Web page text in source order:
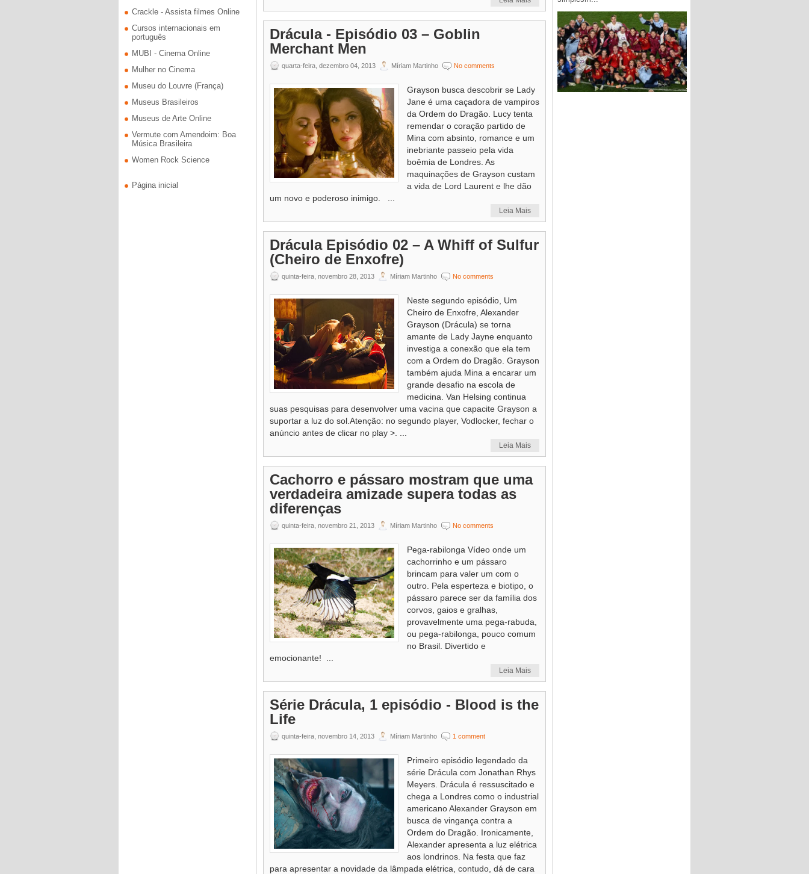
Crackle - Assista filmes Online
Cursos internacionais em
português
MUBI - Cinema Online
Mulher no Cinema
Museu do Louvre (França)
Museus Brasileiros
Museus de Arte Online
Vermute com Amendoim: Boa
Música Brasileira
Women Rock Science
Página inicial
Drácula - Episódio 03 – Goblin
Merchant Men
quarta-feira, dezembro 04, 2013 Míriam Martinho No comments
Grayson busca descobrir se Lady
Jane é uma caçadora de vampiros
da Ordem do Dragão. Lucy tenta
remendar o coração partido de
Mina com absinto, romance e um
inebriante passeio pela vida
boêmia de Londres. As
maquinações de Grayson custam
a vida de Lord Laurent e lhe dão
um novo e poderoso inimigo. ...
Leia Mais
Drácula Episódio 02 – A Whiff of Sulfur
(Cheiro de Enxofre)
quinta-feira, novembro 28, 2013 Míriam Martinho No comments
Neste segundo episódio, Um
Cheiro de Enxofre, Alexander
Grayson (Drácula) se torna
amante de Lady Jayne enquanto
investiga a conexão que ela tem
com a Ordem do Dragão. Grayson
também ajuda Mina a encarar um
grande desafio na escola de
medicina. Van Helsing continua
suas pesquisas para desenvolver uma vacina que capacite Grayson a
suportar a luz do sol.Atenção: no segundo player, Vodlocker, fechar o
anúncio antes de clicar no play >. ...
Leia Mais
Cachorro e pássaro mostram que uma
verdadeira amizade supera todas as
diferenças
quinta-feira, novembro 21, 2013 Míriam Martinho No comments
Pega-rabilonga Vídeo onde um
cachorrinho e um pássaro
brincam para valer um com o
outro. Pela esperteza e biotipo, o
pássaro parece ser da família dos
corvos, gaios e gralhas,
provavelmente uma pega-rabuda,
ou pega-rabilonga, pouco comum
no Brasil. Divertido e
emocionante! ...
Leia Mais
Série Drácula, 1 episódio - Blood is the
Life
quinta-feira, novembro 14, 2013 Míriam Martinho 1 comment
Primeiro episódio legendado da
série Drácula com Jonathan Rhys
Meyers. Drácula é ressuscitado e
chega a Londres como o industrial
americano Alexander Grayson em
busca de vingança contra a
Ordem do Dragão. Ironicamente,
Alexander apresenta a luz elétrica
aos londrinos. Na festa que faz
para apresentar a novidade da lâmpada elétrica, contudo, dá de cara